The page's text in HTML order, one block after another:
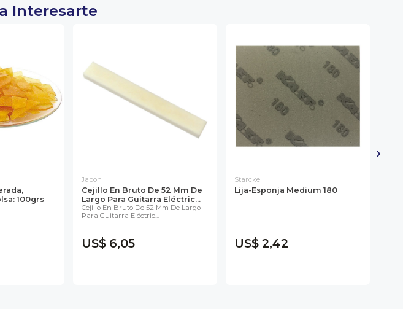
Interesarte
100grs
Japon
Cejillo En Bruto De 52 Mm De
Largo Para Guitarra Eléctric...
Cejillo En Bruto De 52 Mm De Largo
Para Guitarra Eléctric...
US$ 6,05
Starcke
Lija-Esponja Medium 180
US$ 2,42